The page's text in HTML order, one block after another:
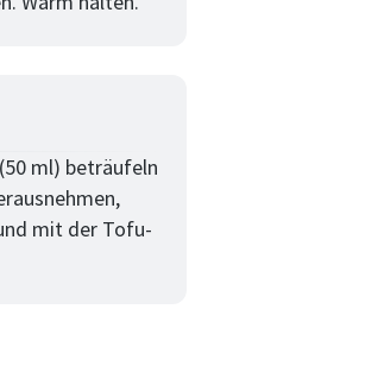
ml) beträufeln
mit der Tofu-